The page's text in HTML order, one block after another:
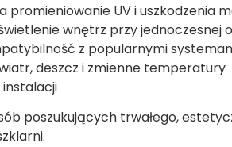
UV i uszkodzenia
wnętrz przy jednoczesnej
z popularnymi
deszcz i zmienne temperatury
poszukujących trwałego,